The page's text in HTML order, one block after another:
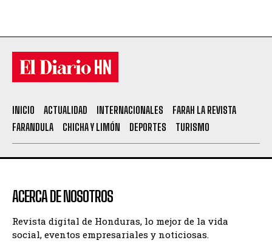
INICIO ACTUALIDAD INTERNACIONALES
FARAH LA REVISTA
FARANDULA
CHICHA Y LIMÓN DEPORTES TURISMO
ACERCA DE NOSOTROS
Revista digital de Honduras, lo mejor de la vida
social, eventos empresariales y noticiosas.